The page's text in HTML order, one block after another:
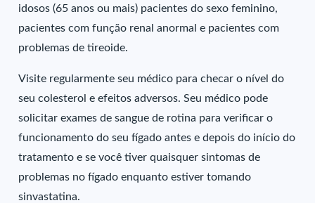
idosos (65 anos ou mais) pacientes do sexo feminino,
pacientes com função renal anormal e pacientes com
problemas de tireoide.
Visite regularmente seu médico para checar o nível do
seu colesterol e efeitos adversos. Seu médico pode
solicitar exames de sangue de rotina para verificar o
funcionamento do seu fígado antes e depois do início do
tratamento e se você tiver quaisquer sintomas de
problemas no fígado enquanto estiver tomando
sinvastatina.